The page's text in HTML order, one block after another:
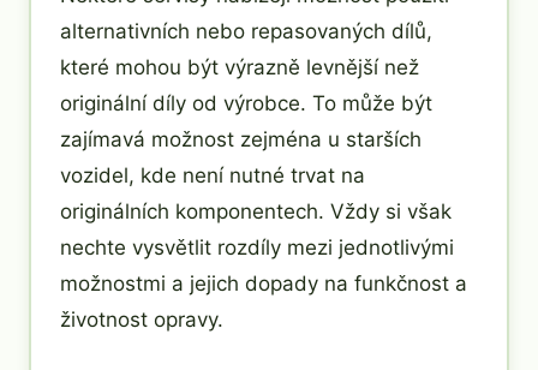
alternativních nebo repasovaných dílů,
které mohou být výrazně levnější než
originální díly od výrobce. To může být
zajímavá možnost zejména u starších
vozidel, kde není nutné trvat na
originálních komponentech. Vždy si však
nechte vysvětlit rozdíly mezi jednotlivými
možnostmi a jejich dopady na funkčnost a
životnost opravy.